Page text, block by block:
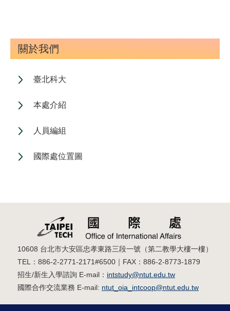
關於我們
臺北科大
本處介紹
人員編組
國際處位置圖
10608 台北市大安區忠孝東路三段一號（第二教學大樓一樓）
TEL：886-2-2771-2171#6500｜FAX：886-2-8773-1879
招生/新生入學諮詢 E-mail： intstudy@ntut.edu.tw
國際合作交流業務 E-mail: ntut_oia_intcoop@ntut.edu.tw